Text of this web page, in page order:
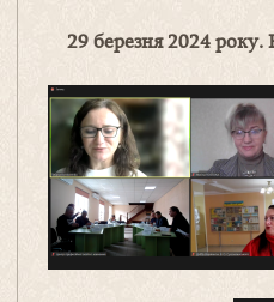
29 березня 2024 року.